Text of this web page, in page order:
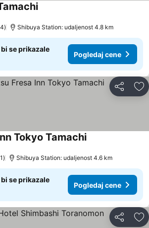
Shibuya Station: udaljenost 4.8 km
se prikazale
Pogledaj cene
Deli
Tokyo Tamachi
Shibuya Station: udaljenost 4.6 km
se prikazale
Pogledaj cene
Deli